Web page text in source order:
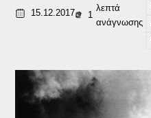
15.12.2017 1
λεπτά
ανάγνωσης